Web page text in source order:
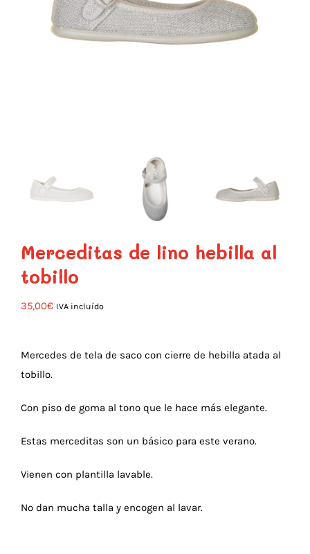
Merceditas de lino hebilla al
tobillo
35,00€ IVA incluído
Mercedes de tela de saco con cierre de hebilla atada al
tobillo.
Con piso de goma al tono que le hace más elegante.
Estas merceditas son un básico para este verano.
Vienen con plantilla lavable.
No dan mucha talla y encogen al lavar.